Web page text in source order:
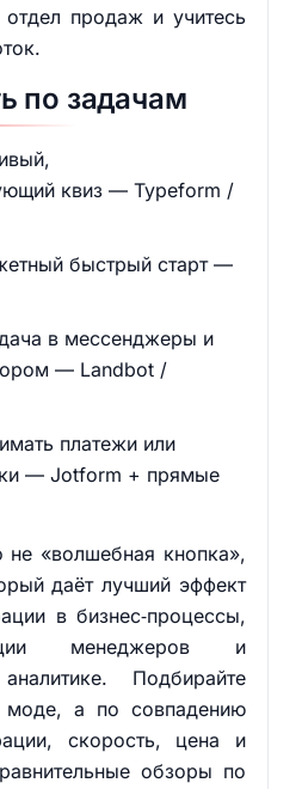
продаж и учитесь
по задачам
квиз — Typeform /
быстрый старт —
в мессенджеры и
— Landbot /
платежи или
— Jotform + прямые
«волшебная кнопка»,
даёт лучший эффект
в бизнес‑процессы,
менеджеров и
Подбирайте
а по совпадению
скорость, цена и
обзоры по